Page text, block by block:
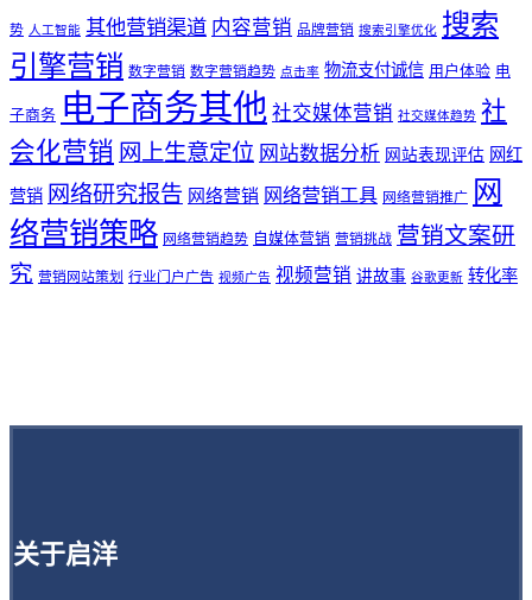
势 人工智能 其他营销渠道 内容营销 品牌营销 搜索引擎优化 搜索
引擎营销 数字营销 数字营销趋势 点击率 物流支付诚信 用户体验 电
子商务 电子商务其他社交媒体营销 社交媒体趋势 社
会化营销 网上生意定位 网站数据分析 网站表现评估 网红
营销 网络研究报告 网络营销 网络营销工具 网络营销推广 网
络营销策略 网络营销趋势 自媒体营销 营销挑战 营销文案研
究 营销网站策划 行业门户广告 视频广告 视频营销 讲故事 谷歌更新 转化率
关于启洋